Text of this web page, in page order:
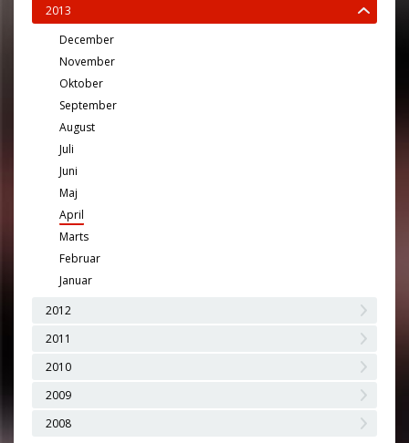
2013
December
November
Oktober
September
August
Juli
Juni
Maj
April
Marts
Februar
Januar
2012
2011
2010
2009
2008